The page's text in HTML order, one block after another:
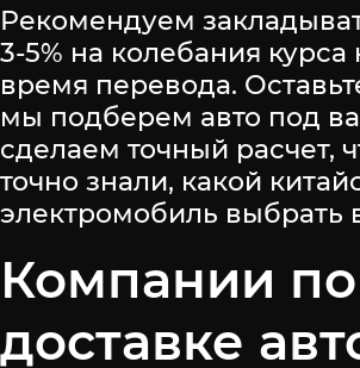
Рекомендуем
3-5% на колебания курса
время перевода.
мы подберем авто под
сделаем точный расчет,
точно знали, какой
электромобиль выбрать
Компании по
доставке